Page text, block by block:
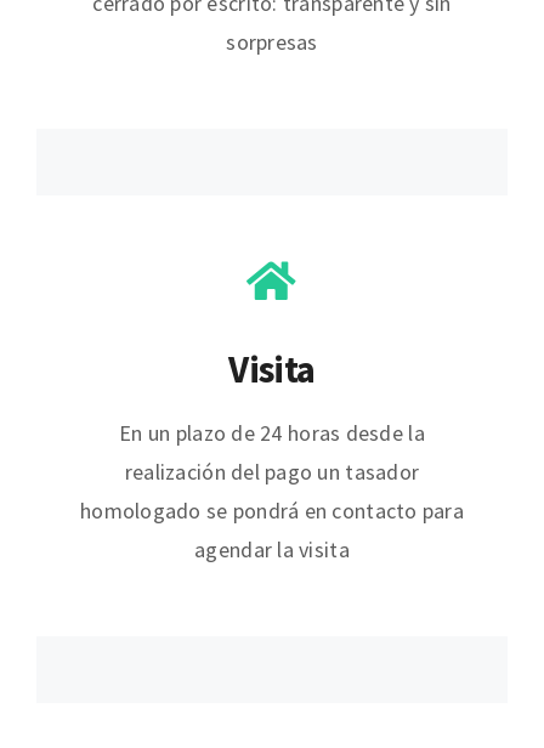
sorpresas
Visita
En un plazo de 24 horas desde la
realización del pago un tasador
homologado se pondrá en contacto para
agendar la visita